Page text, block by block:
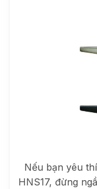
Nếu bạn yêu
HNS17, đừng